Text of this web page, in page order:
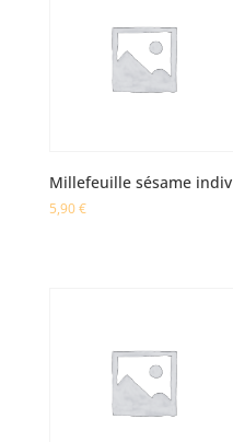
Millefeuille sésame indiv
5,90€